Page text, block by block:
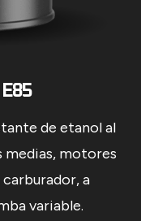
de etanol al
medias, motores
a
variable.